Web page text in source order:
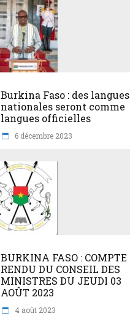
Burkina Faso : des langues
nationales seront comme
langues officielles
6 décembre 2023
BURKINA FASO : COMPTE
RENDU DU CONSEIL DES
MINISTRES DU JEUDI 03
AOÛT 2023
4 août 2023